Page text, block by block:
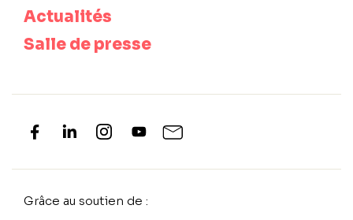
Actualités
Salle de presse
Grâce au soutien de :